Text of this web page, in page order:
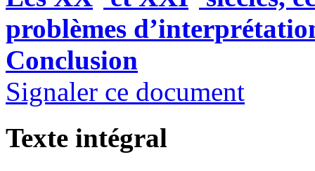
problèmes
Conclusion
Signaler ce document
Texte intégral